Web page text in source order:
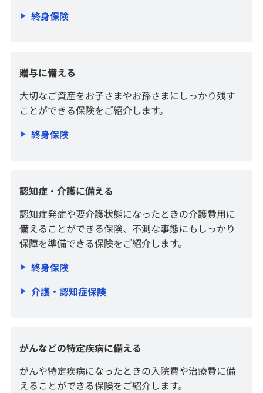
外国株式
サービス
投資情報・セミナー
店舗案内
セキュリティ
みずほ証券について
終身保険
贈与に備える
大切なご資産をお子さまやお孫さまにしっかり残す
ことができる保険をご紹介します。
終身保険
認知症・介護に備える
認知症発症や要介護状態になったときの介護費用に
備えることができる保険、不測な事態にもしっかり
保障を準備できる保険をご紹介します。
終身保険
介護・認知症保険
がんなどの特定疾病に備える
がんや特定疾病になったときの入院費や治療費に備
えることができる保険をご紹介します。